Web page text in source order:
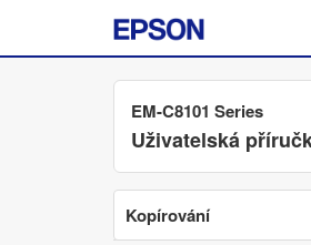
EM-C8101 Series
Uživatelská
Kopírování